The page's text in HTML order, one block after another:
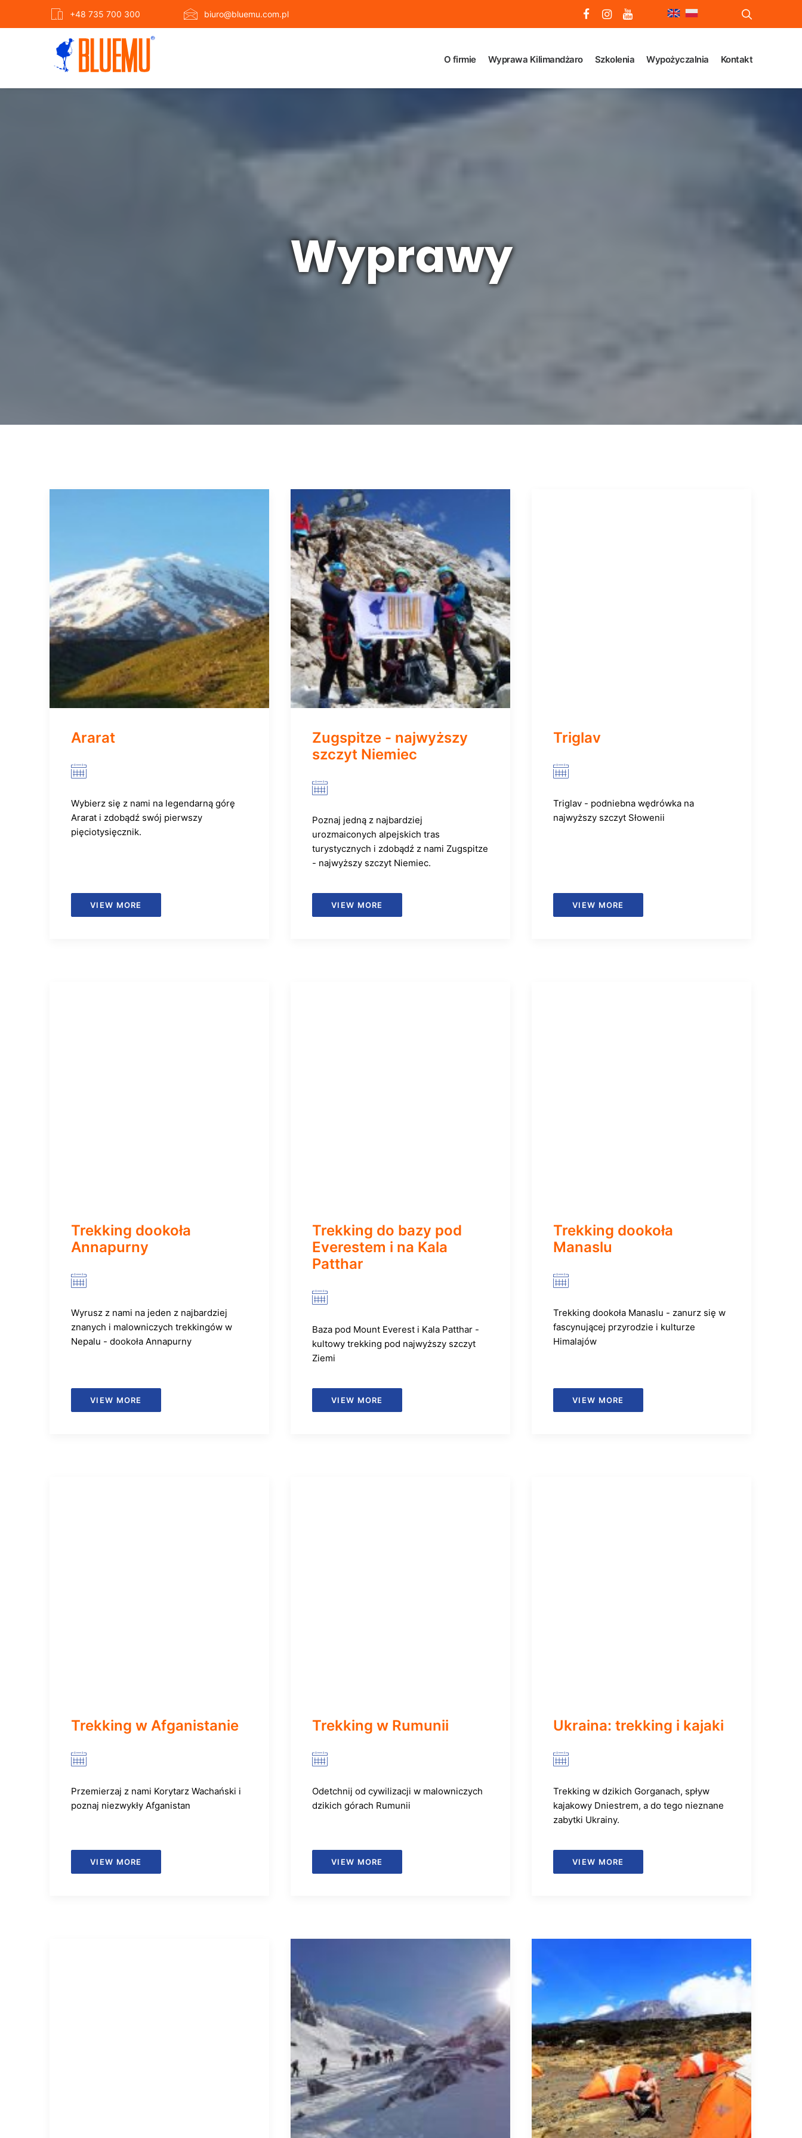
+48 735 700 300 biuro@bluemu.com.pl
O firmie Wyprawa Kilimandżaro Szkolenia Wypożyczalnia Kontakt
Wyprawy
Ararat
Wybierz się z nami na legendarną górę
Ararat i zdobądź swój pierwszy
pięciotysięcznik.
VIEW MORE
Zugspitze - najwyższy
szczyt Niemiec
Poznaj jedną z najbardziej
urozmaiconych alpejskich tras
turystycznych i zdobądź z nami Zugspitze
- najwyższy szczyt Niemiec.
VIEW MORE
Triglav
Triglav - podniebna wędrówka na
najwyższy szczyt Słowenii
VIEW MORE
Trekking dookoła
Annapurny
Wyrusz z nami na jeden z najbardziej
znanych i malowniczych trekkingów w
Nepalu - dookoła Annapurny
VIEW MORE
Trekking do bazy pod
Everestem i na Kala
Patthar
Baza pod Mount Everest i Kala Patthar -
kultowy trekking pod najwyższy szczyt
Ziemi
VIEW MORE
Trekking dookoła
Manaslu
Trekking dookoła Manaslu - zanurz się w
fascynującej przyrodzie i kulturze
Himalajów
VIEW MORE
Trekking w Afganistanie
Przemierzaj z nami Korytarz Wachański i
poznaj niezwykły Afganistan
VIEW MORE
Trekking w Rumunii
Odetchnij od cywilizacji w malowniczych
dzikich górach Rumunii
VIEW MORE
Ukraina: trekking i kajaki
Trekking w dzikich Gorganach, spływ
kajakowy Dniestrem, a do tego nieznane
zabytki Ukrainy.
VIEW MORE